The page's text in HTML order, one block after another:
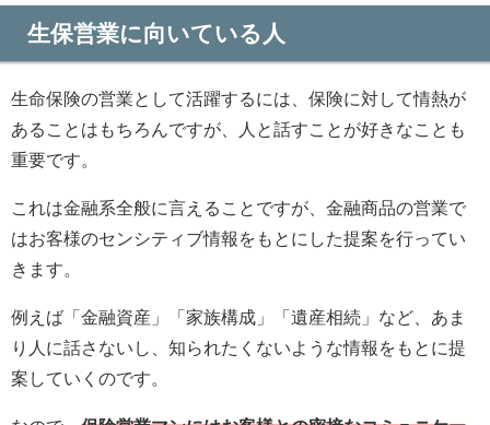
生保営業に向いている人
生命保険の営業として活躍するには、保険に対して情熱が
あることはもちろんですが、人と話すことが好きなことも
重要です。
これは金融系全般に言えることですが、金融商品の営業で
はお客様のセンシティブ情報をもとにした提案を行ってい
きます。
例えば「金融資産」「家族構成」「遺産相続」など、あま
り人に話さないし、知られたくないような情報をもとに提
案していくのです。